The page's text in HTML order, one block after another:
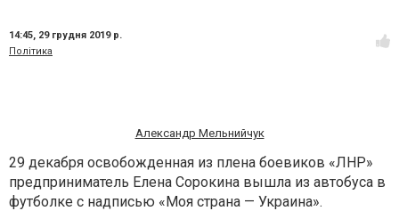
14:45, 29 грудня 2019 р.
Політика
Александр Мельнийчук
29 декабря освобожденная из плена боевиков «ЛНР»
предприниматель Елена Сорокина вышла из автобуса в
футболке с надписью «Моя страна — Украина».